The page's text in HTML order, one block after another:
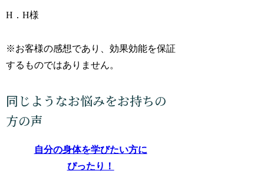
H．H様
※お客様の感想であり、効果効能を保証
するものではありません。
自分の身体を学びたい方に
ぴったり！